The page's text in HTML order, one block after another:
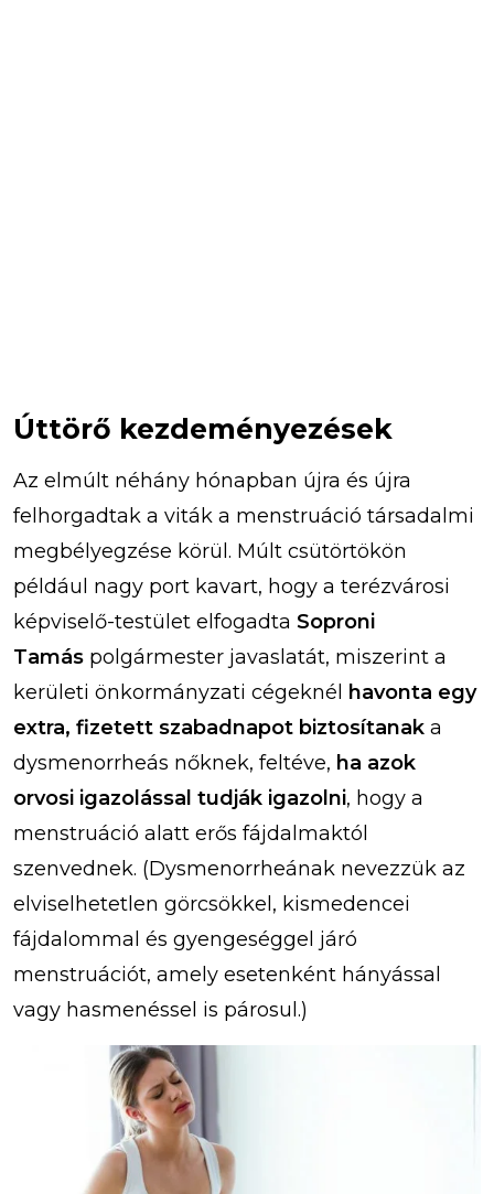
Úttörő kezdeményezések
Az elmúlt néhány hónapban újra és újra
felhorgadtak a viták a menstruáció társadalmi
megbélyegzése körül. Múlt csütörtökön
például nagy port kavart, hogy a terézvárosi
képviselő-testület elfogadta Soproni
Tamás polgármester javaslatát, miszerint a
kerületi önkormányzati cégeknél
havonta egy
extra, fizetett szabadnapot biztosítanak a
dysmenorrheás nőknek, feltéve, ha azok
orvosi igazolással tudják igazolni, hogy a
menstruáció alatt erős fájdalmaktól
szenvednek. (Dysmenorrheának nevezzük az
elviselhetetlen görcsökkel, kismedencei
fájdalommal és gyengeséggel járó
menstruációt, amely esetenként hányással
vagy hasmenéssel is párosul.)